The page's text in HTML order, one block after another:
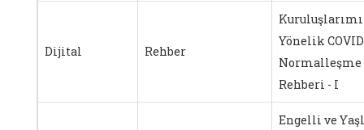
Dijital Rehber
Yönelik
Normalleşme
Rehberi - I
Engelli ve